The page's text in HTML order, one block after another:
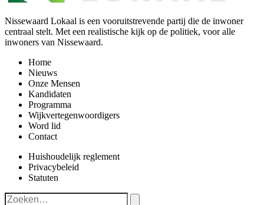
Nissewaard Lokaal is een vooruitstrevende partij die de inwoner
centraal stelt. Met een realistische kijk op de politiek, voor alle
inwoners van Nissewaard.
Home
Nieuws
Onze Mensen
Kandidaten
Programma
Wijkvertegenwoordigers
Word lid
Contact
Huishoudelijk reglement
Privacybeleid
Statuten